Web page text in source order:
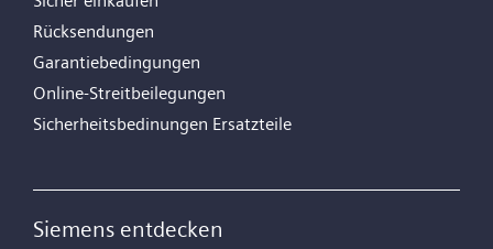
Rücksendungen
Garantiebedingungen
Online-Streitbeilegungen
Sicherheitsbedinungen Ersatzteile
Siemens entdecken